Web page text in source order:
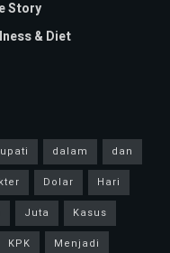
Story
& Diet
dalam
dan
Dolar
Hari
Juta
Kasus
KPK
Menjadi